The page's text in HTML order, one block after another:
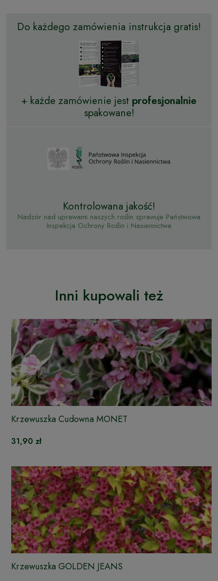
Do każdego zamówienia instrukcja gratis!
+ każde zamówienie jest profesjonalnie
spakowane!
Kontrolowana jakość!
Nadzór nad uprawami naszych roślin sprawuje Państwowa
Inspekcja Ochrony Roślin i Nasiennictwa
Inni kupowali też
Krzewuszka Cudowna MONET
31,90 zł
Krzewuszka GOLDEN JEANS